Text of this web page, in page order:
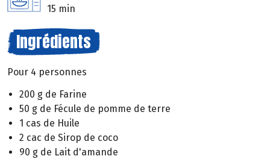
15 min
Ingrédients
Pour 4 personnes
200 g de Farine
50 g de Fécule de pomme de terre
1 cas de Huile
2 cac de Sirop de coco
90 g de Lait d'amande